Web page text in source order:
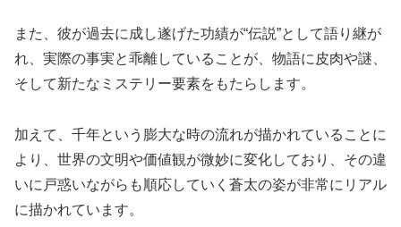
また、彼が過去に成し遂げた功績が“伝説”として語り継が
れ、実際の事実と乖離していることが、物語に皮肉や謎、
そして新たなミステリー要素をもたらします。
加えて、千年という膨大な時の流れが描かれていることに
より、世界の文明や価値観が微妙に変化しており、その違
いに戸惑いながらも順応していく蒼太の姿が非常にリアル
に描かれています。